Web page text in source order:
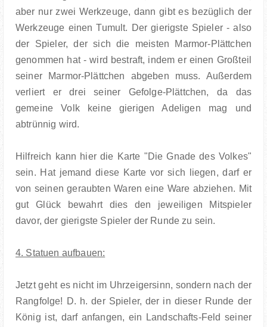
aber nur zwei Werkzeuge, dann gibt es bezüglich der
Werkzeuge einen Tumult. Der gierigste Spieler - also
der Spieler, der sich die meisten Marmor-Plättchen
genommen hat - wird bestraft, indem er einen Großteil
seiner Marmor-Plättchen abgeben muss. Außerdem
verliert er drei seiner Gefolge-Plättchen, da das
gemeine Volk keine gierigen Adeligen mag und
abtrünnig wird.
Hilfreich kann hier die Karte "Die Gnade des Volkes"
sein. Hat jemand diese Karte vor sich liegen, darf er
von seinen geraubten Waren eine Ware abziehen. Mit
gut Glück bewahrt dies den jeweiligen Mitspieler
davor, der gierigste Spieler der Runde zu sein.
4. Statuen aufbauen:
Jetzt geht es nicht im Uhrzeigersinn, sondern nach der
Rangfolge! D. h. der Spieler, der in dieser Runde der
König ist, darf anfangen, ein Landschafts-Feld seiner